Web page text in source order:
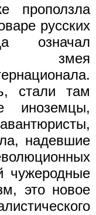
проползла
русских
означал
змея
стали там
иноземцы,
надевшие
чужеродные
это новое